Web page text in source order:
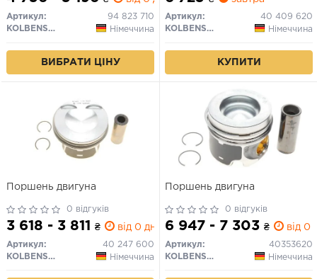
Артикул:
94 823 710
KOLBENSCHMIDT
Німеччина
ВИБРАТИ ЦІНУ
Артикул:
40 409 620
KOLBENSCHMIDT
Німеччина
КУПИТИ
Поршень двигуна
0 відгуків
3 618 - 3 811 ₴ від 0 дн.
Артикул:
40 247 600
KOLBENSCHMIDT
Німеччина
Поршень двигуна
0 відгуків
6 947 - 7 303 ₴ від 0
Артикул:
40353620
KOLBENSCHMIDT
Німеччина